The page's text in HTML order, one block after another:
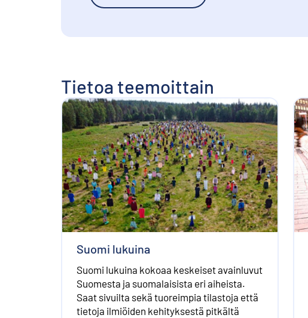
Tietoa teemoittain
Suomi lukuina
Suomi lukuina kokoaa keskeiset avainluvut
Suomesta ja suomalaisista eri aiheista.
Saat sivuilta sekä tuoreimpia tilastoja että
tietoja ilmiöiden kehityksestä pitkältä